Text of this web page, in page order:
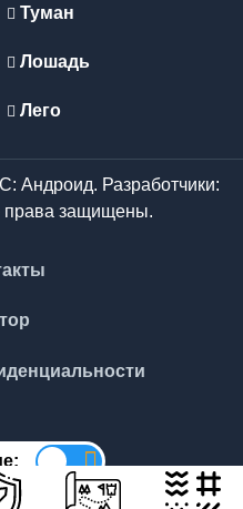
Туман
Лошадь
Лего
Андроид. Разработчики:
права защищены.